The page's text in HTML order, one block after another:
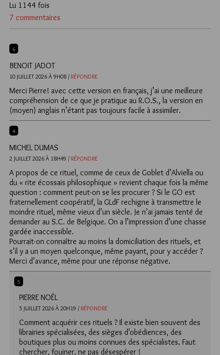
7 commentaires
Lu 1144 fois
6
BENOIT JADOT
10 JUILLET 2026 À 9H08 / RÉPONDRE
Merci Pierre! avec cette version en français, j’ai une meilleure
compréhension de ce que je pratique au R.O.S., la version en
(moyen) anglais n’étant pas toujours facile à assimiler.
4
MICHEL DUMAS
2 JUILLET 2026 À 18H49 / RÉPONDRE
A propos de ce rituel, comme de ceux de Goblet d’Alviella ou
du « rite écossais philosophique » revient chaque fois la même
question : comment peut-on se les procurer ? Si le GO est
fraternellement coopératif, la GLdF rechigne à transmettre le
moindre rituel, même vieux d’un siècle. Je n’ai jamais tenté de
demander au S.C. de Belgique. On a l’impression d’une chasse
gardée inaccessible.
Pourrait-on connaître au moins la domiciliation des rituels, et
s’il y a un moyen quelconque, même payant, pour y accéder ?
Merci d’avance, même pour une réponse négative.
5
PIERRE NOËL
5 JUILLET 2026 À 20H19 / RÉPONDRE
Comment acquérir ces rituels ? Il existe bien souvent des
librairies spécialisées, des sièges d’obédiences, des
boutiques plus ou moins connues des spécialistes. Faut
chercher, fouiner, ne pas désespérer !